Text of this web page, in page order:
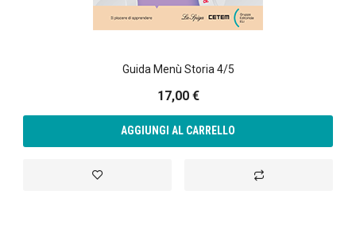
Guida Menù Storia 4/5
17,00 €
AGGIUNGI AL CARRELLO
Aggiungi alla lista desideri Aggiungi al